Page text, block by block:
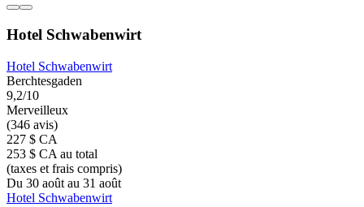
Hotel Schwabenwirt
Hotel Schwabenwirt
Berchtesgaden
9,2/10
Merveilleux
(346 avis)
227 $ CA
253 $ CA au total
(taxes et frais compris)
Du 30 août au 31 août
Hotel Schwabenwirt